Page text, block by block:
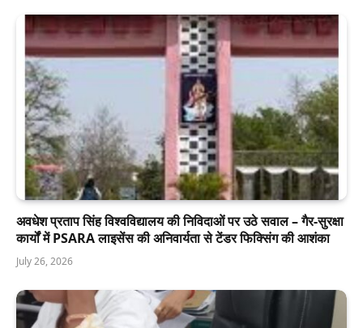
अवधेश प्रताप सिंह विश्वविद्यालय की निविदाओं पर उठे सवाल – गैर-सुरक्षा
कार्यों में PSARA लाइसेंस की अनिवार्यता से टेंडर फिक्सिंग की आशंका
July 26, 2026